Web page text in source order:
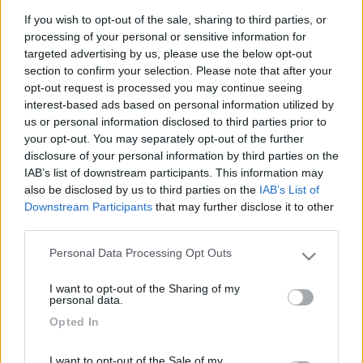
If you wish to opt-out of the sale, sharing to third parties, or
processing of your personal or sensitive information for
targeted advertising by us, please use the below opt-out
section to confirm your selection. Please note that after your
opt-out request is processed you may continue seeing
interest-based ads based on personal information utilized by
us or personal information disclosed to third parties prior to
your opt-out. You may separately opt-out of the further
disclosure of your personal information by third parties on the
IAB’s list of downstream participants. This information may
also be disclosed by us to third parties on the IAB’s List of
Downstream Participants that may further disclose it to other
Please note that this website/app uses one or more Google
not limited to your visit or usage behaviour. You may click to
use your data for below specified purposes in below Google
Personal Data Processing Opt Outs
I want to opt-out of the Sharing of my
personal data.
Opted In
I want to opt-out of the Sale of my
ersi
228
Inserito il09/05/2006 alle:15:16:41
Katamarano 4 della Rimor Ciao
jimbo65
7945
Inserito il10/05/2006 alle:00:22:30
CI Elliot 15P-25P Elnagh Clipper 80 Joint J146-148-150 Joint
"e" MC Louis Glen 262-264 RollerTeam Autoroller 215P-225P
Inserito il16/05/2006
Io ho un joint E33, lavoro in un concessionario dove vendiamo
perchè?: In 560 cm ha una cucina da favola, un vero bagno